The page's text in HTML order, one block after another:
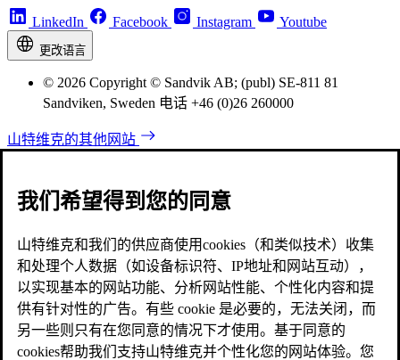
LinkedIn Facebook Instagram Youtube
更改语言
© 2026 Copyright © Sandvik AB; (publ) SE-811 81
Sandviken, Sweden 电话 +46 (0)26 260000
山特维克的其他网站
我们希望得到您的同意
山特维克和我们的供应商使用cookies（和类似技术）收集
和处理个人数据（如设备标识符、IP地址和网站互动），
以实现基本的网站功能、分析网站性能、个性化内容和提
供有针对性的广告。有些 cookie 是必要的，无法关闭，而
另一些则只有在您同意的情况下才使用。基于同意的
cookies帮助我们支持山特维克并个性化您的网站体验。您